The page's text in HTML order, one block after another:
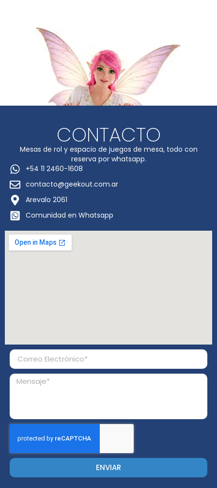
CONTACTO
Mesas de rol y espacio de juegos de mesa, todo con
reserva por whatsapp.
+54 11 2460-1608
contacto@geekout.com.ar
Arevalo 2061
Comunidad en Whatsapp
ENVIAR